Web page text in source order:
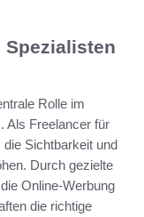
Spezialisten
Rolle im
Als Freelancer für
Sichtbarkeit und
Durch gezielte
Online-Werbung
die richtige